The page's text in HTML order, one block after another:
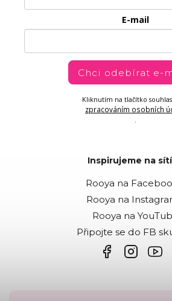
E-mail
Chci odebírat e-
Kliknutím na tlačítko
zpracováním osobních
.
Inspirujeme na
Rooya na
Rooya na
Rooya na
Připojte se do FB